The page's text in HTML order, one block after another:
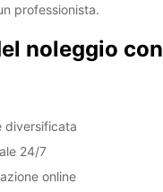
professionista.
noleggio con
diversificata
24/7
online